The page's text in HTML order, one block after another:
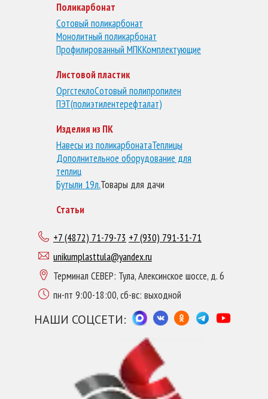
Поликарбонат
Сотовый поликарбонат
Монолитный поликарбонат
Профилированный МПККомплектующие
Листовой пластик
ОргстеклоСотовый полипропилен
ПЭТ(полиэтилентерефталат)
Изделия из ПК
Навесы из поликарбонатаТеплицы
Дополнительное оборудование для
теплиц
Бутыли 19л.Товары для дачи
Статьи
+7 (4872) 71-79-73 +7 (930) 791-31-71
unikumplasttula@yandex.ru
Терминал СЕВЕР: Тула, Алексинское шоссе, д. 6
пн-пт 9:00-18:00, сб-вс: выходной
НАШИ СОЦСЕТИ: